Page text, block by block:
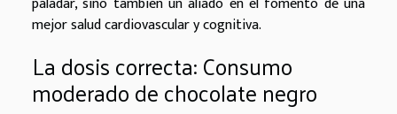
mejor salud cardiovascular y cognitiva.
La dosis correcta: Consumo
moderado de chocolate negro